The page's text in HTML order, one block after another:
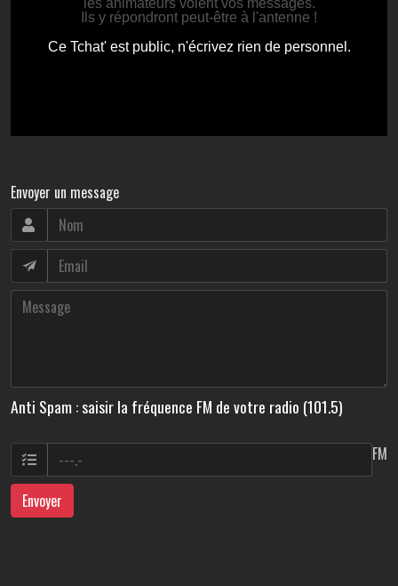
Envoyer un message
Anti Spam : saisir la fréquence FM de votre radio (101.5)
FM
Envoyer